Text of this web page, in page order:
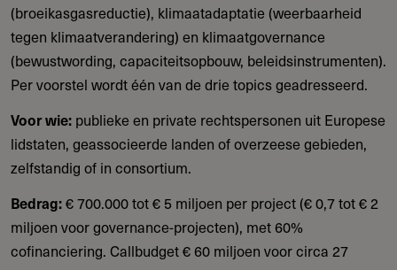
(broeikasgasreductie), klimaatadaptatie (weerbaarheid
tegen klimaatverandering) en klimaatgovernance
(bewustwording, capaciteitsopbouw, beleidsinstrumenten).
Per voorstel wordt één van de drie topics geadresseerd.
Voor wie: publieke en private rechtspersonen uit Europese
lidstaten, geassocieerde landen of overzeese gebieden,
zelfstandig of in consortium.
Bedrag:€ 700.000 tot € 5 miljoen per project (€ 0,7 tot € 2
miljoen voor governance-projecten), met 60%
cofinanciering. Callbudget € 60 miljoen voor circa 27